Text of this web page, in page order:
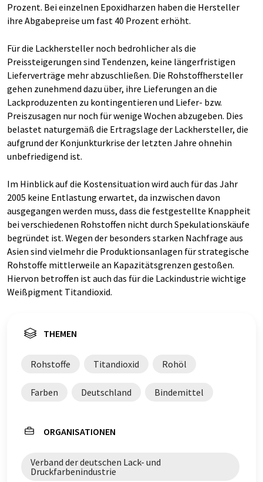
Prozent. Bei einzelnen Epoxidharzen haben die Hersteller
ihre Abgabepreise um fast 40 Prozent erhöht.
Für die Lackhersteller noch bedrohlicher als die
Preissteigerungen sind Tendenzen, keine längerfristigen
Lieferverträge mehr abzuschließen. Die Rohstoffhersteller
gehen zunehmend dazu über, ihre Lieferungen an die
Lackproduzenten zu kontingentieren und Liefer- bzw.
Preiszusagen nur noch für wenige Wochen abzugeben. Dies
belastet naturgemäß die Ertragslage der Lackhersteller, die
aufgrund der Konjunkturkrise der letzten Jahre ohnehin
unbefriedigend ist.
Im Hinblick auf die Kostensituation wird auch für das Jahr
2005 keine Entlastung erwartet, da inzwischen davon
ausgegangen werden muss, dass die festgestellte Knappheit
bei verschiedenen Rohstoffen nicht durch Spekulationskäufe
begründet ist. Wegen der besonders starken Nachfrage aus
Asien sind vielmehr die Produktionsanlagen für strategische
Rohstoffe mittlerweile an Kapazitätsgrenzen gestoßen.
Hiervon betroffen ist auch das für die Lackindustrie wichtige
Weißpigment Titandioxid.
THEMEN
Rohstoffe Titandioxid Rohöl
Farben Deutschland Bindemittel
ORGANISATIONEN
Verband der deutschen Lack- und
Druckfarbenindustrie